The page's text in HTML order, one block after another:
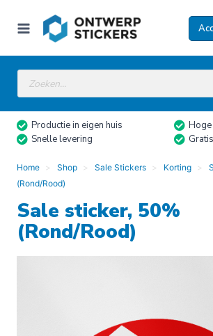
naar
Producten
zoeken
Productie in eigen huis
Snelle levering
Home Shop Sale Stickers Korting
(Rond/Rood)
Sale sticker, 50%
(Rond/Rood)